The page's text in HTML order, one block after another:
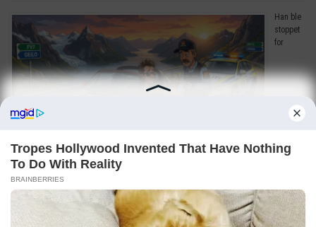
Han ble
stoppet
for
råkjøring. Grunnen? Jeg ler så tårene triller!